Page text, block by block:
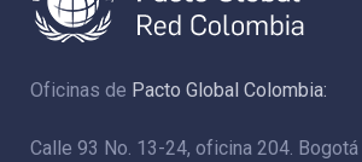
Oficinas de Pacto Global Colombia:
Calle 93 No. 13-24, oficina 204.